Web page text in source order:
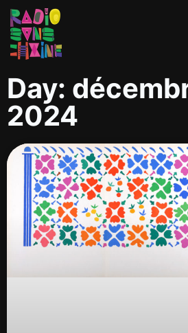
Day:
2024